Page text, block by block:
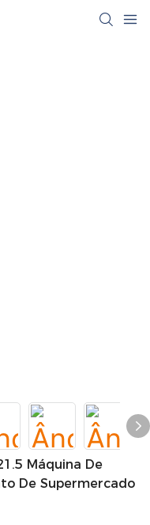
Máquina De
De Supermercado